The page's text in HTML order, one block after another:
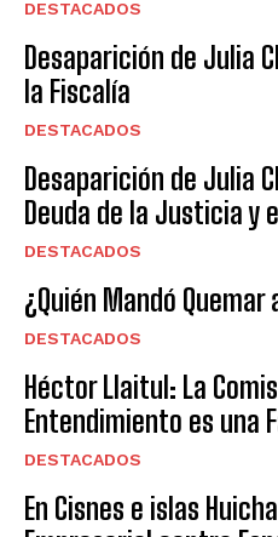
DESTACADOS
Desaparición de Julia
la Fiscalía
DESTACADOS
Desaparición de Julia
Deuda de la Justicia y
DESTACADOS
¿Quién Mandó Quemar
DESTACADOS
Héctor Llaitul: La
Entendimiento es una
DESTACADOS
En Cisnes e islas